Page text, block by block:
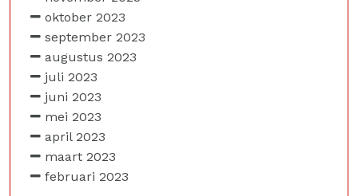
oktober 2023
september 2023
augustus 2023
juli 2023
juni 2023
mei 2023
april 2023
maart 2023
februari 2023